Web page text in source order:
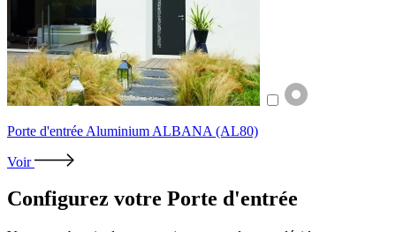
Porte d'entrée Aluminium ALBANA (AL80)
Voir
Configurez votre Porte d'entrée